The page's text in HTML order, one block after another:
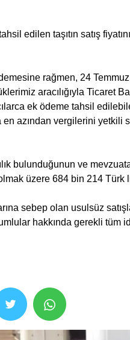
edilen taşıtın satış
rağmen, 24
aracılığıyla Ticaret
ek ödeme tahsil
vergilerini yetkili
bulunduğunun ve
üzere 684 bin 214
sebep olan usulsüz
hakkında gerekli tüm